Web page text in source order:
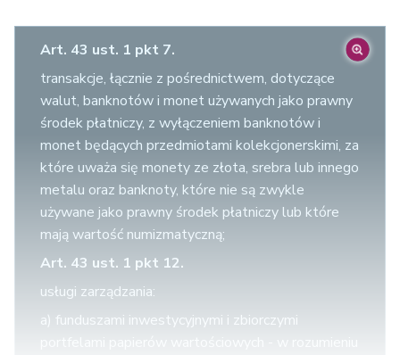
Art. 43 ust. 1 pkt 7.
transakcje, łącznie z pośrednictwem, dotyczące
walut, banknotów i monet używanych jako prawny
środek płatniczy, z wyłączeniem banknotów i
monet będących przedmiotami kolekcjonerskimi, za
które uważa się monety ze złota, srebra lub innego
metalu oraz banknoty, które nie są zwykle
używane jako prawny środek płatniczy lub które
mają wartość numizmatyczną;
Art. 43 ust. 1 pkt 12.
usługi zarządzania:
a) funduszami inwestycyjnymi i zbiorczymi